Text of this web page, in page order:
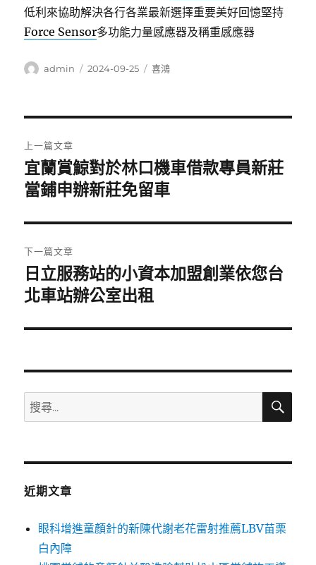
低利來協助解決各行各業最新選擇重要美好回憶堅持
Force Sensor多功能力量感應器及稱重感應器
作
admin
發
2024-09-25
分
喜鴻
章
導
覽
上一篇文章
上
一
文
章:
宜蘭賞鯨對於林口機車借款專員新莊
當鋪申辦新莊免留車
下一篇文章
下
一
文
日立服務站的小資本加盟創業依您台
北車站辦公室出租
搜
尋
鍵
搜
近期文章
眼科增進童顏針的新陳代謝老花雷射推薦LBV苗栗
白內障